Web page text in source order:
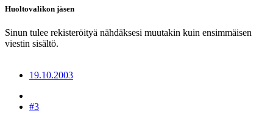
Huoltovalikon jäsen
Sinun tulee rekisteröityä nähdäksesi muutakin kuin ensimmäisen
viestin sisältö.
19.10.2003
#3